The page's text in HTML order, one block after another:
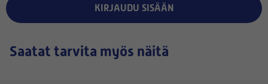
tunti. Imuri suodattaa
poistoilman
poistuu
KIRJAUDU SISÄÄN
Saatat tarvita myös näitä